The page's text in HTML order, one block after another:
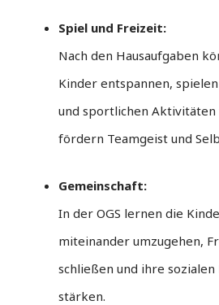
Spiel und Freizeit:
Nach den Hausaufgaben
Kinder entspannen,
und sportlichen
fördern Teamgeist und
Gemeinschaft:
In der OGS lernen die
miteinander umzugehen,
schließen und ihre
stärken.